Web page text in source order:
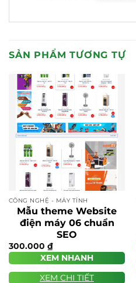
SẢN PHẨM TƯƠNG TỰ
CÔNG NGHỆ - MÁY TÍNH
Mẫu theme Website
điện máy 06 chuẩn
SEO
300.000 ₫
XEM NHANH
XEM CHI TIẾT